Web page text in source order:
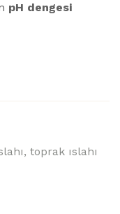
pH dengesi
toprak ıslahı